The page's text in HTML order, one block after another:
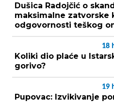
Dušica Radojčić o
maksimalne zatvorske
odgovornosti teškog
18
Koliki dio plaće u
gorivo?
19
Pupovac: Izvikivanje